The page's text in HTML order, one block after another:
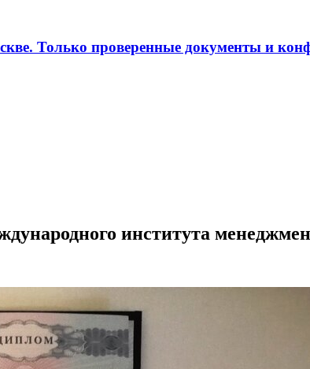
Только проверенные документы и
института